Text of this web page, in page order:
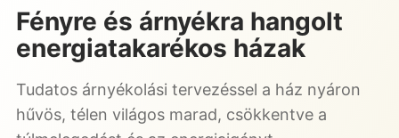
Fényre és árnyékra hangolt
energiatakarékos házak
Tudatos árnyékolási tervezéssel a ház nyáron
hűvös, télen világos marad, csökkentve a